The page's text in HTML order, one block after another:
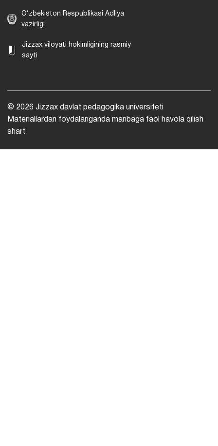
O‘zbekiston Respublikasi Adliya
vazirligi
Jizzax viloyati hokimligining rasmiy
sayti
© 2026 Jizzax davlat pedagogika universiteti
Materiallardan foydalanganda manbaga faol havola qilish
shart